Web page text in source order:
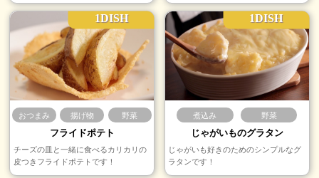
1DISH
おつまみ 揚げ物 野菜
フライドポテト
チーズの皿と一緒に食べるカリカリの
皮つきフライドポテトです！
1DISH
煮込み 野菜
じゃがいものグラタン
じゃがいも好きのためのシンプルなグ
ラタンです！